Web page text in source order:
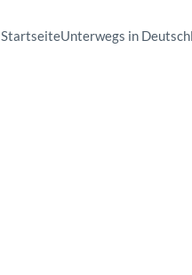
StartseiteUnterwegs in